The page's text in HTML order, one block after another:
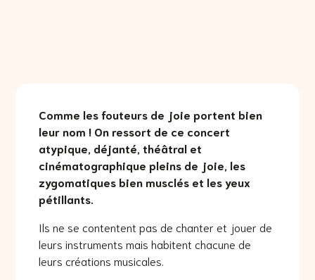
Comme les fouteurs de joie portent bien
leur nom ! On ressort de ce concert
atypique, déjanté, théâtral et
cinématographique pleins de joie, les
zygomatiques bien musclés et les yeux
pétillants.
Ils ne se contentent pas de chanter et jouer de
leurs instruments mais habitent chacune de
leurs créations musicales.